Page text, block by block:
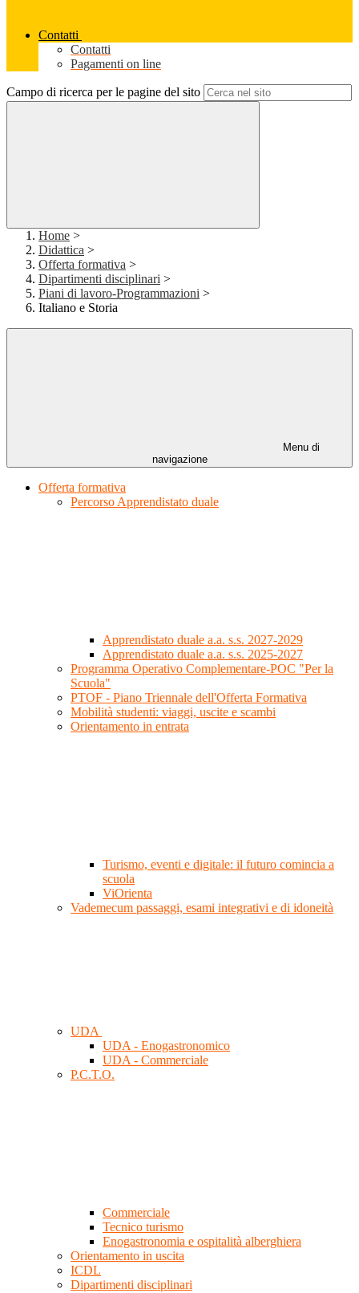
Contatti
Contatti
Pagamenti on line
Campo di ricerca per le pagine del sito
Home >
Didattica >
Offerta formativa >
Dipartimenti disciplinari >
Piani di lavoro-Programmazioni >
Italiano e Storia
Menu di
navigazione
Offerta formativa
Percorso Apprendistato duale
Apprendistato duale a.a. s.s. 2027-2029
Apprendistato duale a.a. s.s. 2025-2027
Programma Operativo Complementare-POC "Per la
Scuola"
PTOF - Piano Triennale dell'Offerta Formativa
Mobilità studenti: viaggi, uscite e scambi
Orientamento in entrata
Turismo, eventi e digitale: il futuro comincia a
scuola
ViOrienta
Vademecum passaggi, esami integrativi e di idoneità
UDA
UDA - Enogastronomico
UDA - Commerciale
P.C.T.O.
Commerciale
Tecnico turismo
Enogastronomia e ospitalità alberghiera
Orientamento in uscita
ICDL
Dipartimenti disciplinari